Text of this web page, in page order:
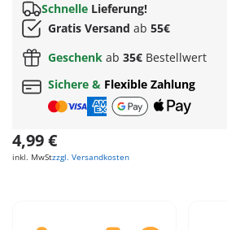
Schnelle Lieferung!
Gratis Versand ab 55€
Geschenk ab 35€ Bestellwert
Sichere & Flexible Zahlung
4,99 €
inkl. MwStzzgl. Versandkosten